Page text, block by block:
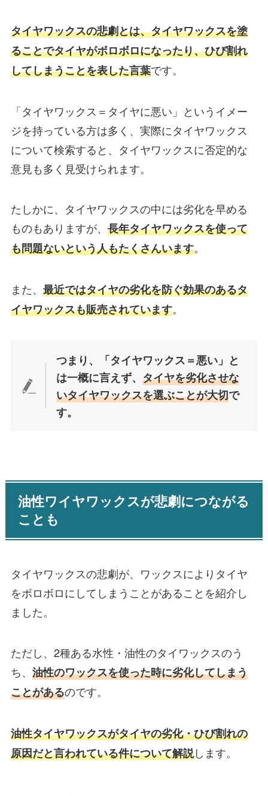
タイヤワックスの悲劇とは、タイヤワックスを塗
ることでタイヤがボロボロになったり、ひび割れ
してしまうことを表した言葉です。
「タイヤワックス＝タイヤに悪い」というイメー
ジを持っている方は多く、実際にタイヤワックス
について検索すると、タイヤワックスに否定的な
意見も多く見受けられます。
たしかに、タイヤワックスの中には劣化を早める
ものもありますが、 長年タイヤワックスを使って
も問題ないという人もたくさんいます。
また、 最近ではタイヤの劣化を防ぐ効果のあるタ
イヤワックスも販売されています。
つまり、「タイヤワックス＝悪い」と
は一概に言えず、タイヤを劣化させな
いタイヤワックスを選ぶことが大切で
す。
油性ワイヤワックスが悲劇につながる
ことも
タイヤワックスの悲劇が、ワックスによりタイヤ
をボロボロにしてしまうことがあることを紹介し
ました。
ただし、2種ある水性・油性のタイワックスのう
ち、 油性のワックスを使った時に劣化してしまう
ことがあるのです。
油性タイヤワックスがタイヤの劣化・ひび割れの
原因だと言われている件について解説します。